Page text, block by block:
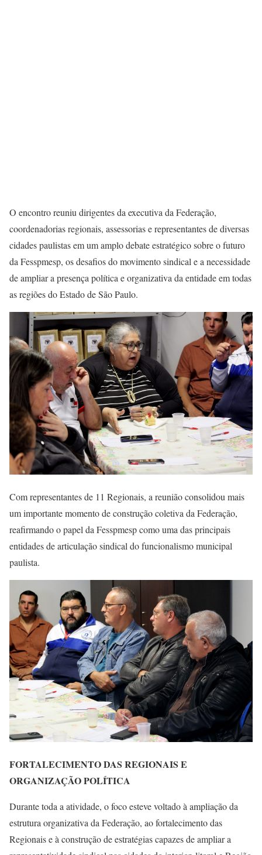
O encontro reuniu dirigentes da executiva da Federação,
coordenadorias regionais, assessorias e representantes de diversas
cidades paulistas em um amplo debate estratégico sobre o futuro
da Fesspmesp, os desafios do movimento sindical e a necessidade
de ampliar a presença política e organizativa da entidade em todas
as regiões do Estado de São Paulo.
Com representantes de 11 Regionais, a reunião consolidou mais
um importante momento de construção coletiva da Federação,
reafirmando o papel da Fesspmesp como uma das principais
entidades de articulação sindical do funcionalismo municipal
paulista.
FORTALECIMENTO DAS REGIONAIS E
ORGANIZAÇÃO POLÍTICA
Durante toda a atividade, o foco esteve voltado à ampliação da
estrutura organizativa da Federação, ao fortalecimento das
Regionais e à construção de estratégias capazes de ampliar a